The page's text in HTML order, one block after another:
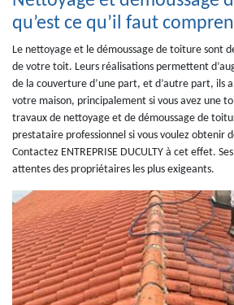
qu’est ce qu’il faut
Le nettoyage et le démoussage de toiture sont
de votre toit. Leurs réalisations permettent
de la couverture d’une part, et d’autre part, ils
votre maison, principalement si vous avez une
travaux de nettoyage et de démoussage de
prestataire professionnel si vous voulez obtenir
Contactez ENTREPRISE DUCULTY à cet effet.
attentes des propriétaires les plus exigeants.